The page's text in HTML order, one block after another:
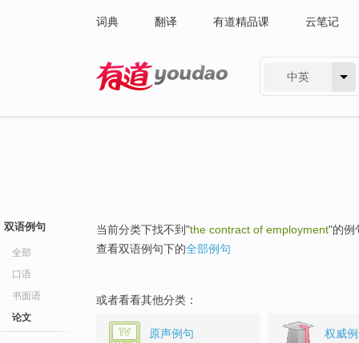
词典 翻译 有道精品课 云笔记
中英
双语例句
全部
口语
书面语
论文
当前分类下找不到"the contract of employment"的例
查看双语例句下的全部例句
或者看看其他分类：
原声例句 权威